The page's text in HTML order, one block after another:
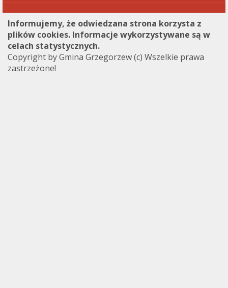
Informujemy, że odwiedzana strona korzysta z
plików cookies. Informacje wykorzystywane są w
celach statystycznych.
Copyright by Gmina Grzegorzew (c) Wszelkie prawa
zastrzeżone!